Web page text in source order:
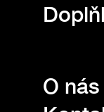
O nás